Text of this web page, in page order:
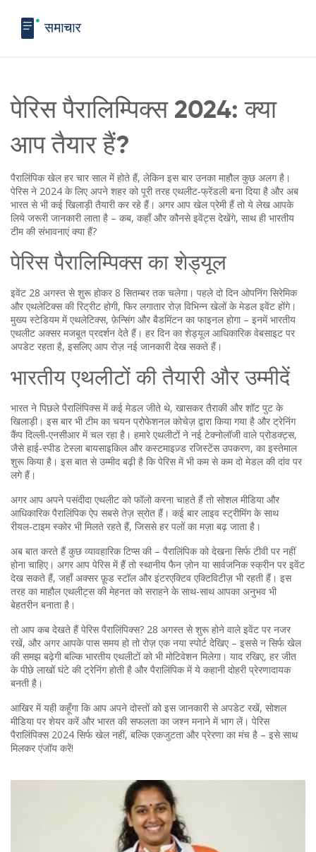
पेरिस पैरालिम्पिक्स 2024: क्या
आप तैयार हैं?
पैरालिंपिक खेल हर चार साल में होते हैं, लेकिन इस बार उनका माहौल कुछ अलग है।
पेरिस ने 2024 के लिए अपने शहर को पूरी तरह एथलीट‑फ्रेंडली बना दिया है और अब
भारत से भी कई खिलाड़ी तैयारी कर रहे हैं। अगर आप खेल प्रेमी हैं तो ये लेख आपके
लिये जरूरी जानकारी लाता है – कब, कहाँ और कौनसे इवेंट्स देखेंगे, साथ ही भारतीय
टीम की संभावनाएं क्या हैं?
पेरिस पैरालिम्पिक्स का शेड्यूल
इवेंट 28 अगस्त से शुरू होकर 8 सितम्बर तक चलेगा। पहले दो दिन ओपनिंग सिरेमिक
और एथलेटिक्स की रिट्रीट होगी, फिर लगातार रोज़ विभिन्न खेलों के मेडल इवेंट होंगे।
मुख्य स्टेडियम में एथलेटिक्स, फ़ेन्सिंग और बैडमिंटन का फाइनल होगा – इनमें भारतीय
एथलीट अक्सर मजबूत प्रदर्शन देते हैं। हर दिन का शेड्यूल आधिकारिक वेबसाइट पर
अपडेट रहता है, इसलिए आप रोज़ नई जानकारी देख सकते हैं।
भारतीय एथलीटों की तैयारी और उम्मीदें
भारत ने पिछले पैरालिंपिक्स में कई मेडल जीते थे, खासकर तैराकी और शॉट पुट के
खिलाड़ी। इस बार भी टीम का चयन प्रोफेशनल कोचेज़ द्वारा किया गया है और ट्रेनिंग
कैंप दिल्ली‑एनसीआर में चल रहा है। हमारे एथलीटों ने नई टेक्नोलॉजी वाले प्रोडक्ट्स,
जैसे हाई‑स्पीड टेस्ला बायसाइकिल और कस्टमाइज़्ड रजिस्टेंस उपकरण, का इस्तेमाल
शुरू किया है। इस बात से उम्मीद बढ़ी है कि पेरिस में भी कम से कम दो मेडल की दांव पर
लगे हैं।
अगर आप अपने पसंदीदा एथलीट को फॉलो करना चाहते हैं तो सोशल मीडिया और
आधिकारिक पैरालिंपिक ऐप सबसे तेज़ स्रोत हैं। कई बार लाइव स्ट्रीमिंग के साथ
रीयल‑टाइम स्कोर भी मिलते रहते हैं, जिससे हर पलों का मज़ा बढ़ जाता है।
अब बात करते हैं कुछ व्यावहारिक टिप्स की – पैरालिंपिक को देखना सिर्फ टीवी पर नहीं
होना चाहिए। अगर आप पेरिस में हैं तो स्थानीय फैन ज़ोन या सार्वजनिक स्क्रीन पर इवेंट
देख सकते हैं, जहाँ अक्सर फ़ूड स्टॉल और इंटरएक्टिव एक्टिविटीज़ भी रहती हैं। इस
तरह का माहौल एथलीट्स की मेहनत को सराहने के साथ-साथ आपका अनुभव भी
बेहतरीन बनाता है।
तो आप कब देखते हैं पेरिस पैरालिंपिक्स? 28 अगस्त से शुरू होने वाले इवेंट पर नजर
रखें, और अगर आपके पास समय हो तो रोज़ एक नया स्पोर्ट देखिए – इससे न सिर्फ खेल
की समझ बढ़ेगी बल्कि भारतीय एथलीटों को भी मोटिवेशन मिलेगा। याद रखिए, हर जीत
के पीछे लाखों घंटे की ट्रेनिंग होती है और पैरालिंपिक में ये कहानी दोहरी प्रेरणादायक
बनती है।
आखिर में यही कहूँगा कि आप अपने दोस्तों को इस जानकारी से अपडेट रखें, सोशल
मीडिया पर शेयर करें और भारत की सफलता का जश्न मनाने में भाग लें। पेरिस
पैरालिंपिक्स 2024 सिर्फ खेल नहीं, बल्कि एकजुटता और प्रेरणा का मंच है – इसे साथ
मिलकर एंजॉय करें!